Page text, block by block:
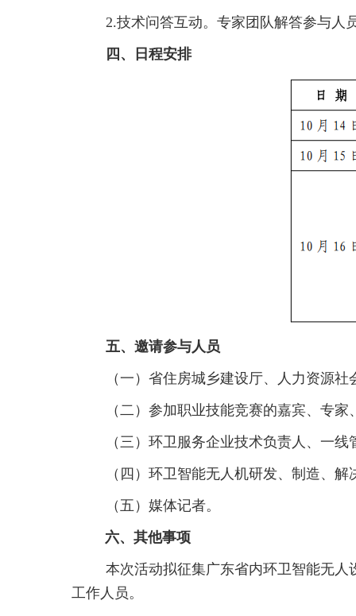
2.技术问答互动。专家团队解答参与人
四、日程安排
五、邀请参与人员
（一）省住房城乡建设厅、人力资源
（二）参加职业技能竞赛的嘉宾、专家
（三）环卫服务企业技术负责人、一线
（四）环卫智能无人机研发、制造、解
（五）媒体记者。
六、其他事项
本次活动拟征集广东省内环卫智能无
工作人员。